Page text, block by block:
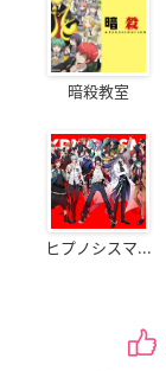
暗殺教室
ヒプノシスマ...